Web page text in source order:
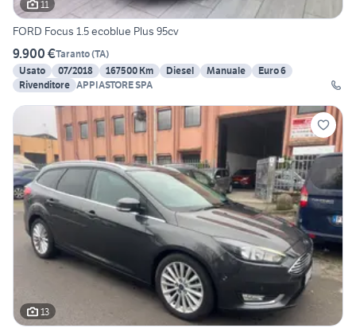
11
FORD Focus 1.5 ecoblue Plus 95cv
9.900 €Taranto(TA)
Usato
07/2018 167500 Km Diesel Manuale
Euro 6
Rivenditore APPIASTORE SPA
13